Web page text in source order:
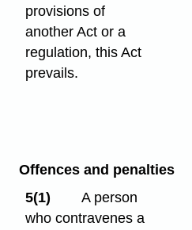
provisions of
another Act or a
regulation, this Act
prevails.
Offences and penalties
5(1)
A person
who contravenes a